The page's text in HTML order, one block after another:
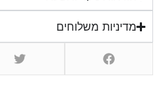
מדיניות משלוחים